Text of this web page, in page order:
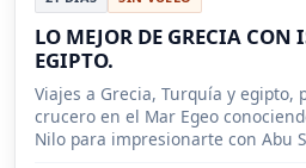
LO MEJOR DE GRECIA CON
EGIPTO.
Viajes a Grecia, Turquía y egipto,
crucero en el Mar Egeo
Nilo para impresionarte con Abu